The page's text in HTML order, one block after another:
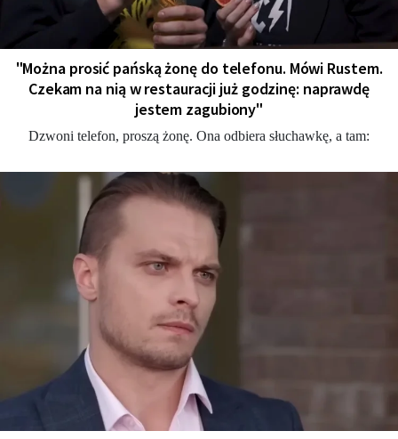
"Można prosić pańską żonę do telefonu. Mówi Rustem.
Czekam na nią w restauracji już godzinę: naprawdę
jestem zagubiony"
Dzwoni telefon, proszą żonę. Ona odbiera słuchawkę, a tam: